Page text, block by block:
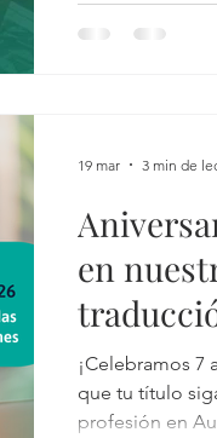
en
¡Celebramos 7
que tu título
profesión en
19 mar 3 min de